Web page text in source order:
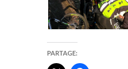
PARTAGE: